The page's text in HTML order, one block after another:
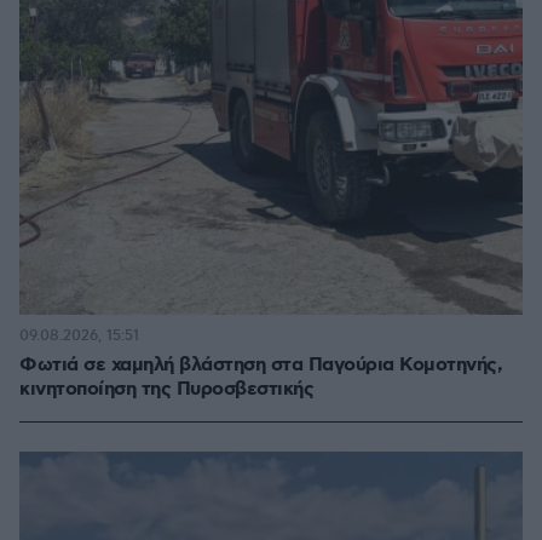
Φωτιά σε χαμηλή βλάστηση στα Παγούρια Κομοτηνής,
κινητοποίηση της Πυροσβεστικής
09.08.2026, 15:51